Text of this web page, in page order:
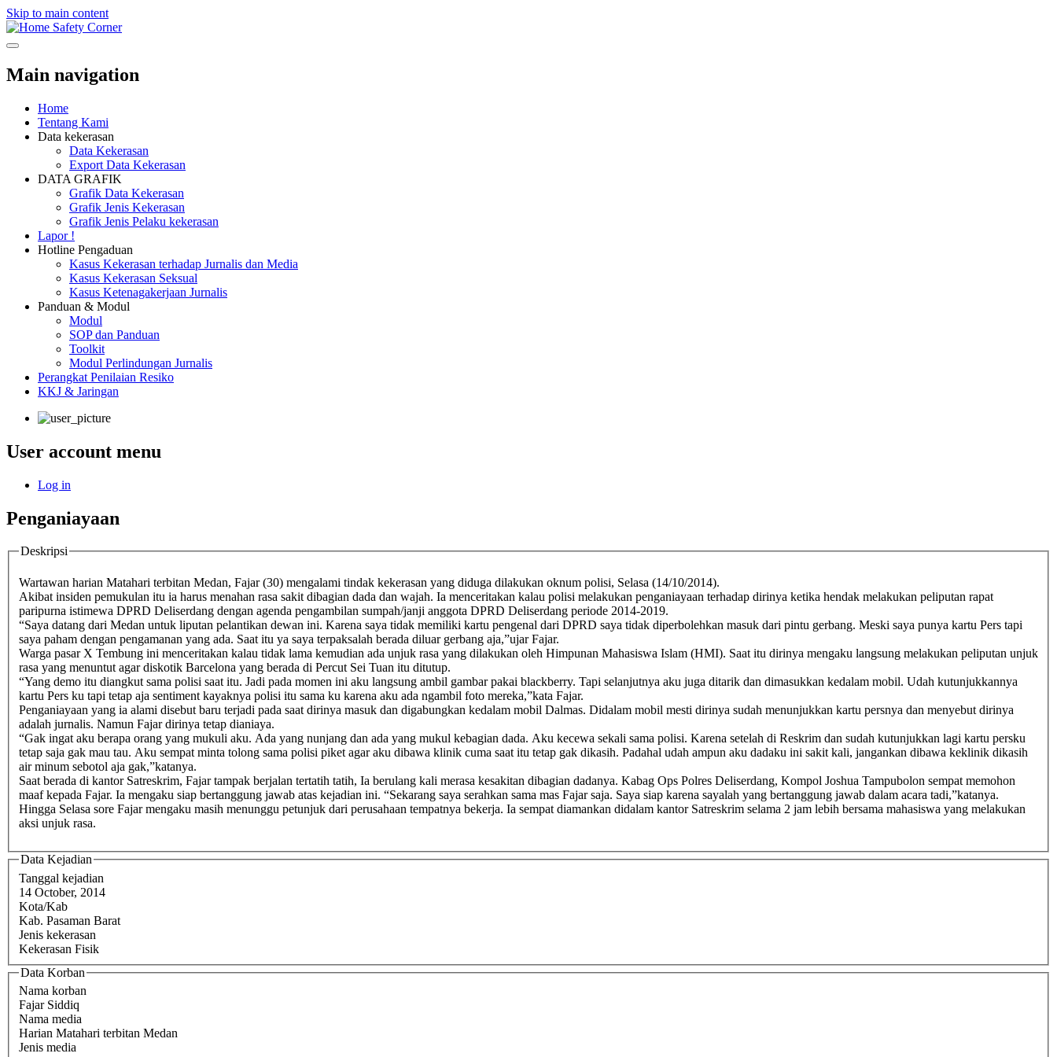
Skip to main content
Safety Corner
Main navigation
Home
Tentang Kami
Data kekerasan
Data Kekerasan
Export Data Kekerasan
DATA GRAFIK
Grafik Data Kekerasan
Grafik Jenis Kekerasan
Grafik Jenis Pelaku kekerasan
Lapor !
Hotline Pengaduan
Kasus Kekerasan terhadap Jurnalis dan Media
Kasus Kekerasan Seksual
Kasus Ketenagakerjaan Jurnalis
Panduan & Modul
Modul
SOP dan Panduan
Toolkit
Modul Perlindungan Jurnalis
Perangkat Penilaian Resiko
KKJ & Jaringan
User account menu
Log in
Penganiayaan
Deskripsi
Wartawan harian Matahari terbitan Medan, Fajar (30) mengalami tindak kekerasan yang diduga dilakukan oknum polisi, Selasa (14/10/2014).
Akibat insiden pemukulan itu ia harus menahan rasa sakit dibagian dada dan wajah. Ia menceritakan kalau polisi melakukan penganiayaan terhadap dirinya ketika hendak melakukan peliputan rapat
paripurna istimewa DPRD Deliserdang dengan agenda pengambilan sumpah/janji anggota DPRD Deliserdang periode 2014-2019.
“Saya datang dari Medan untuk liputan pelantikan dewan ini. Karena saya tidak memiliki kartu pengenal dari DPRD saya tidak diperbolehkan masuk dari pintu gerbang. Meski saya punya kartu Pers tapi
saya paham dengan pengamanan yang ada. Saat itu ya saya terpaksalah berada diluar gerbang aja,”ujar Fajar.
Warga pasar X Tembung ini menceritakan kalau tidak lama kemudian ada unjuk rasa yang dilakukan oleh Himpunan Mahasiswa Islam (HMI). Saat itu dirinya mengaku langsung melakukan peliputan unjuk
rasa yang menuntut agar diskotik Barcelona yang berada di Percut Sei Tuan itu ditutup.
“Yang demo itu diangkut sama polisi saat itu. Jadi pada momen ini aku langsung ambil gambar pakai blackberry. Tapi selanjutnya aku juga ditarik dan dimasukkan kedalam mobil. Udah kutunjukkannya
kartu Pers ku tapi tetap aja sentiment kayaknya polisi itu sama ku karena aku ada ngambil foto mereka,”kata Fajar.
Penganiayaan yang ia alami disebut baru terjadi pada saat dirinya masuk dan digabungkan kedalam mobil Dalmas. Didalam mobil mesti dirinya sudah menunjukkan kartu persnya dan menyebut dirinya
adalah jurnalis. Namun Fajar dirinya tetap dianiaya.
“Gak ingat aku berapa orang yang mukuli aku. Ada yang nunjang dan ada yang mukul kebagian dada. Aku kecewa sekali sama polisi. Karena setelah di Reskrim dan sudah kutunjukkan lagi kartu persku
tetap saja gak mau tau. Aku sempat minta tolong sama polisi piket agar aku dibawa klinik cuma saat itu tetap gak dikasih. Padahal udah ampun aku dadaku ini sakit kali, jangankan dibawa keklinik dikasih
air minum sebotol aja gak,”katanya.
Saat berada di kantor Satreskrim, Fajar tampak berjalan tertatih tatih, Ia berulang kali merasa kesakitan dibagian dadanya. Kabag Ops Polres Deliserdang, Kompol Joshua Tampubolon sempat memohon
maaf kepada Fajar. Ia mengaku siap bertanggung jawab atas kejadian ini. “Sekarang saya serahkan sama mas Fajar saja. Saya siap karena sayalah yang bertanggung jawab dalam acara tadi,”katanya.
Hingga Selasa sore Fajar mengaku masih menunggu petunjuk dari perusahaan tempatnya bekerja. Ia sempat diamankan didalam kantor Satreskrim selama 2 jam lebih bersama mahasiswa yang melakukan
aksi unjuk rasa.
Data Kejadian
Tanggal kejadian
14 October, 2014
Kota/Kab
Kab. Pasaman Barat
Jenis kekerasan
Kekerasan Fisik
Data Korban
Nama korban
Fajar Siddiq
Nama media
Harian Matahari terbitan Medan
Jenis media